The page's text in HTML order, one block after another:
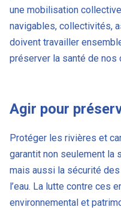
une mobilisation
navigables, collectivités,
doivent travailler
préserver la santé de nos
Agir pour
Protéger les rivières et
garantit non seulement la
mais aussi la sécurité
l’eau. La lutte contre ces
environnemental et